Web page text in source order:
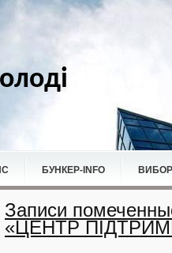
БУНКЕР-ІNFO
Записи
«ЦЕНТР